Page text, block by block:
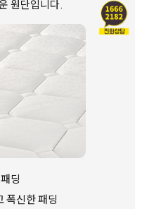
원단입니다.
딩
폭신한 패딩